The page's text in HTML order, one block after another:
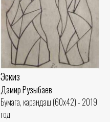
Эскиз
Дамир Рузыбаев
Бумага, карандаш (60x42) - 2019
год